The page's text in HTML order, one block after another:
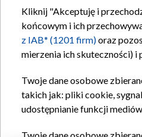
Kliknij "Akceptuję i
końcowym i ich
z IAB* (1201 firm)oraz
mierzenia ich skuteczności) i
Twoje dane osobowe
takich jak: pliki cookie,
udostępnianie funkcji